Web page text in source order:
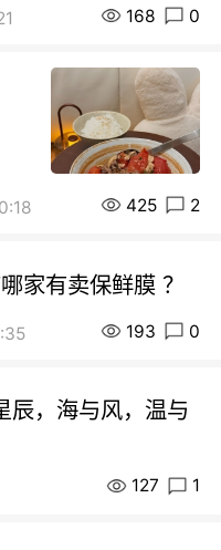
168 0
425 2
家有卖保鲜膜 ？
193 0
辰，海与风，温与
127 1